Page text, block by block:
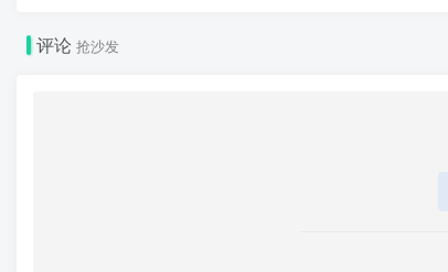
评论抢沙发